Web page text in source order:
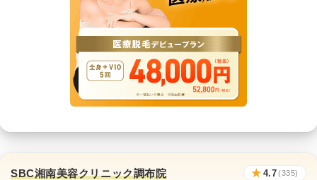
SBC湘南美容クリニック調布院 ★ 4.7(335)